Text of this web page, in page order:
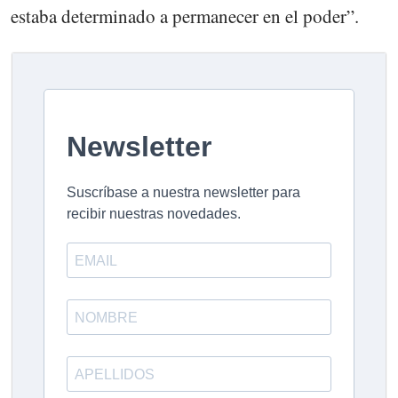
estaba determinado a permanecer en el poder”.